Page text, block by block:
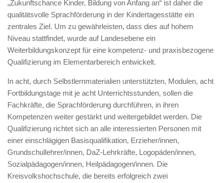
„Zukunftschance Kinder, Bildung von Anfang an“ ist daher die
qualitätsvolle Sprachförderung in der Kindertagesstätte ein
zentrales Ziel. Um zu gewährleisten, dass dies auf hohem
Niveau stattfindet, wurde auf Landesebene ein
Weiterbildungskonzept für eine kompetenz- und praxisbezogene
Qualifizierung im Elementarbereich entwickelt.
In acht, durch Selbstlernmaterialien unterstützten, Modulen, acht
Fortbildungstage mit je acht Unterrichtsstunden, sollen die
Fachkräfte, die Sprachförderung durchführen, in ihren
Kompetenzen weiter gestärkt und weitergebildet werden. Die
Qualifizierung richtet sich an alle interessierten Personen mit
einer einschlägigen Basisqualifikation, Erzieher/innen,
Grundschullehrer/innen, DaZ-Lehrkräfte, Logopäden/innen,
Sozialpädagogen/innen, Heilpädagogen/innen. Die
Kreisvolkshochschule, die bereits erfolgreich zwei